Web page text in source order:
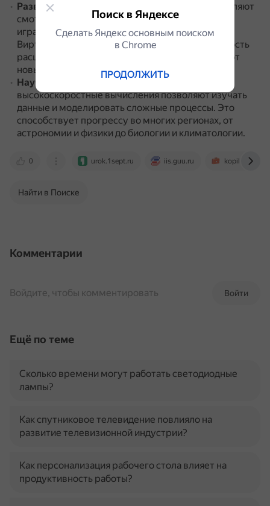
Развлечения
Стриминговые платформы позволяют
смотреть фильмы и сериалы, слушать музыку и
играть в видеоигры на любом устройстве.
Виртуальная реальность и дополненная реальность
расширяют возможности развлечений и создают
новые формы искусства.
Научные исследования . Суперкомпьютеры и
высокоскоростные вычисления позволяют изучать
данные и моделировать сложные процессы. Это
способствует прогрессу во многих регионах, от
астрономии и физики до биологии и климатологии.
0 urok.1sept.ru iis.guu.ru
Найти в Поиске
Комментарии
Войти
Войдите, чтобы комментировать
Ещё по теме
Сколько времени могут работать светодиодные
лампы?
Как спутниковое телевидение повлияло на
развитие телевизионной индустрии?
Как персонализация рабочего стола влияет на
продуктивность работы?
Поиск в Яндексе
Сделать Яндекс основным поиском
в Сhrome
ПРОДОЛЖИТЬ